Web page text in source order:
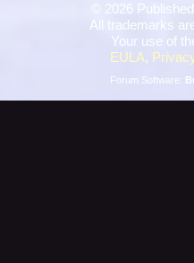
2026
All trademarks
Your use of
EULA,
Forum Software: